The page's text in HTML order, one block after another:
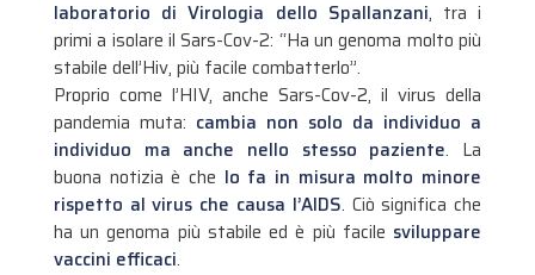
laboratorio di Virologia dello Spallanzani, tra i
primi a isolare il Sars-Cov-2: “Ha un genoma molto più
stabile dell’Hiv, più facile combatterlo”.
Proprio come l’HIV, anche Sars-Cov-2, il virus della
pandemia muta: cambia non solo da individuo a
individuo ma anche nello stesso paziente. La
buona notizia è che lo fa in misura molto minore
rispetto al virus che causa l’AIDS. Ciò significa che
ha un genoma più stabile ed è più facile sviluppare
vaccini efficaci.